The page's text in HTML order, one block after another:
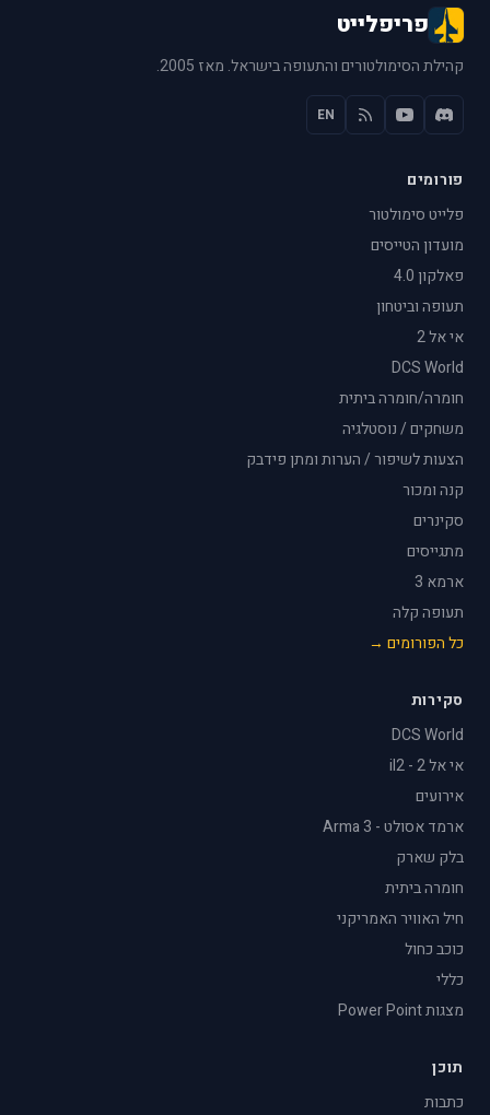
פריפלייט
קהילת הסימולטורים והתעופה בישראל. מאז 2005.
EN
פורומים
פלייט סימולטור
מועדון הטייסים
פאלקון 4.0
תעופה וביטחון
אי אל 2
DCS World
חומרה/חומרה ביתית
משחקים / נוסטלגיה
הצעות לשיפור / הערות ומתן פידבק
קנה ומכור
סקינרים
מתגייסים
ארמא 3
תעופה קלה
כל הפורומים →
סקירות
DCS World
אי אל 2 - il2
אירועים
ארמד אסולט - Arma 3
בלק שארק
חומרה ביתית
חיל האוויר האמריקני
כוכב כחול
כללי
מצגות Power Point
תוכן
כתבות